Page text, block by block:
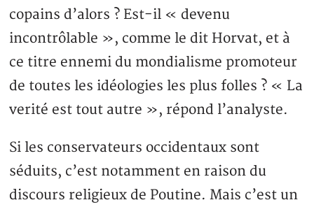
copains d’alors ? Est-il « devenu
incontrôlable », comme le dit Horvat, et à
ce titre ennemi du mondialisme promoteur
de toutes les idéologies les plus folles ? « La
verité est tout autre », répond l’analyste.
Si les conservateurs occidentaux sont
séduits, c’est notamment en raison du
discours religieux de Poutine. Mais c’est un